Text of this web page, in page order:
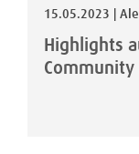
15.05.2023 |
Highlights